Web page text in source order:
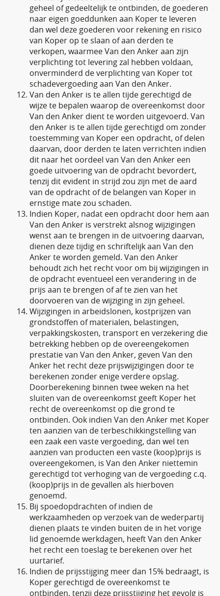
geheel of gedeeltelijk te ontbinden, de goederen
naar eigen goeddunken aan Koper te leveren
dan wel deze goederen voor rekening en risico
van Koper op te slaan of aan derden te
verkopen, waarmee Van den Anker aan zijn
verplichting tot levering zal hebben voldaan,
onverminderd de verplichting van Koper tot
schadevergoeding aan Van den Anker.
Van den Anker is te allen tijde gerechtigd de
wijze te bepalen waarop de overeenkomst door
Van den Anker dient te worden uitgevoerd. Van
den Anker is te allen tijde gerechtigd om zonder
toestemming van Koper een opdracht, of delen
daarvan, door derden te laten verrichten indien
dit naar het oordeel van Van den Anker een
goede uitvoering van de opdracht bevordert,
tenzij dit evident in strijd zou zijn met de aard
van de opdracht of de belangen van Koper in
ernstige mate zou schaden.
Indien Koper, nadat een opdracht door hem aan
Van den Anker is verstrekt alsnog wijzigingen
wenst aan te brengen in de uitvoering daarvan,
dienen deze tijdig en schriftelijk aan Van den
Anker te worden gemeld. Van den Anker
behoudt zich het recht voor om bij wijzigingen in
de opdracht eventueel een verandering in de
prijs aan te brengen of af te zien van het
doorvoeren van de wijziging in zijn geheel.
Wijzigingen in arbeidslonen, kostprijzen van
grondstoffen of materialen, belastingen,
verpakkingskosten, transport en verzekering die
betrekking hebben op de overeengekomen
prestatie van Van den Anker, geven Van den
Anker het recht deze prijswijzigingen door te
berekenen zonder enige verdere opslag.
Doorberekening binnen twee weken na het
sluiten van de overeenkomst geeft Koper het
recht de overeenkomst op die grond te
ontbinden. Ook indien Van den Anker met Koper
ten aanzien van de terbeschikkingstelling van
een zaak een vaste vergoeding, dan wel ten
aanzien van producten een vaste (koop)prijs is
overeengekomen, is Van den Anker niettemin
gerechtigd tot verhoging van de vergoeding c.q.
(koop)prijs in de gevallen als hierboven
genoemd.
Bij spoedopdrachten of indien de
werkzaamheden op verzoek van de wederpartij
dienen plaats te vinden buiten de in het vorige
lid genoemde werkdagen, heeft Van den Anker
het recht een toeslag te berekenen over het
uurtarief.
Indien de prijsstijging meer dan 15% bedraagt, is
Koper gerechtigd de overeenkomst te
ontbinden, tenzij deze prijsstijging het gevolg is